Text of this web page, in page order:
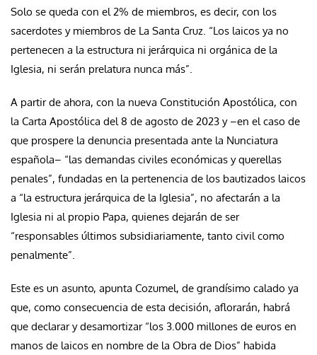
Solo se queda con el 2% de miembros, es decir, con los
sacerdotes y miembros de La Santa Cruz. “Los laicos ya no
pertenecen a la estructura ni jerárquica ni orgánica de la
Iglesia, ni serán prelatura nunca más”.
A partir de ahora, con la nueva Constitución Apostólica, con
la Carta Apostólica del 8 de agosto de 2023 y –en el caso de
que prospere la denuncia presentada ante la Nunciatura
española– “las demandas civiles económicas y querellas
penales”, fundadas en la pertenencia de los bautizados laicos
a “la estructura jerárquica de la Iglesia”, no afectarán a la
Iglesia ni al propio Papa, quienes dejarán de ser
“responsables últimos subsidiariamente, tanto civil como
penalmente”.
Este es un asunto, apunta Cozumel, de grandísimo calado ya
que, como consecuencia de esta decisión, aflorarán, habrá
que declarar y desamortizar “los 3.000 millones de euros en
manos de laicos en nombre de la Obra de Dios” habida